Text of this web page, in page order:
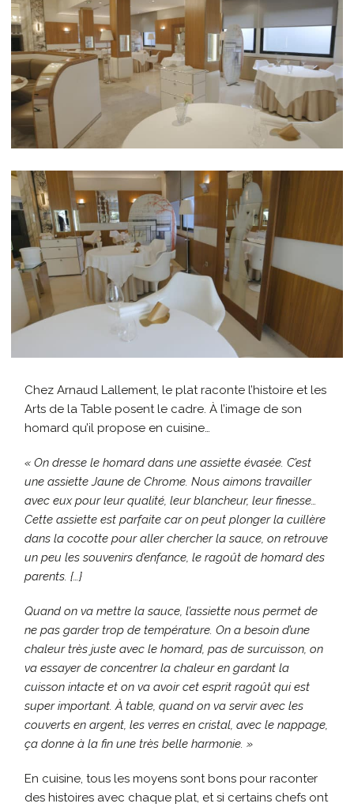
Chez Arnaud Lallement, le plat raconte l’histoire et les
Arts de la Table posent le cadre. À l’image de son
homard qu’il propose en cuisine…
« On dresse le homard dans une assiette évasée. C’est
une assiette Jaune de Chrome. Nous aimons travailler
avec eux pour leur qualité, leur blancheur, leur finesse…
Cette assiette est parfaite car on peut plonger la cuillère
dans la cocotte pour aller chercher la sauce, on retrouve
un peu les souvenirs d’enfance, le ragoût de homard des
parents. {…}
Quand on va mettre la sauce, l’assiette nous permet de
ne pas garder trop de température. On a besoin d’une
chaleur très juste avec le homard, pas de surcuisson, on
va essayer de concentrer la chaleur en gardant la
cuisson intacte et on va avoir cet esprit ragoût qui est
super important. À table, quand on va servir avec les
couverts en argent, les verres en cristal, avec le nappage,
ça donne à la fin une très belle harmonie. »
En cuisine, tous les moyens sont bons pour raconter
des histoires avec chaque plat, et si certains chefs ont